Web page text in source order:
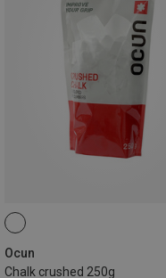
Ocun
Chalk crushed 250g
250G